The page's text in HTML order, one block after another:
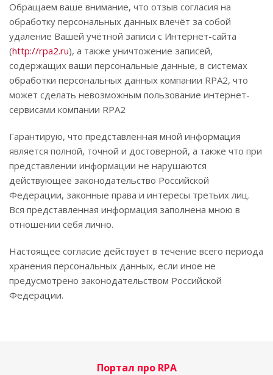
Обращаем ваше внимание, что отзыв согласия на
обработку персональных данных влечёт за собой
удаление Вашей учётной записи с Интернет-сайта
(http://rpa2.ru), а также уничтожение записей,
содержащих ваши персональные данные, в системах
обработки персональных данных компании RPA2, что
может сделать невозможным пользование интернет-
сервисами компании RPA2
Гарантирую, что представленная мной информация
является полной, точной и достоверной, а также что при
представлении информации не нарушаются
действующее законодательство Российской
Федерации, законные права и интересы третьих лиц.
Вся представленная информация заполнена мною в
отношении себя лично.
Настоящее согласие действует в течение всего периода
хранения персональных данных, если иное не
предусмотрено законодательством Российской
Федерации.
Портал про RPA